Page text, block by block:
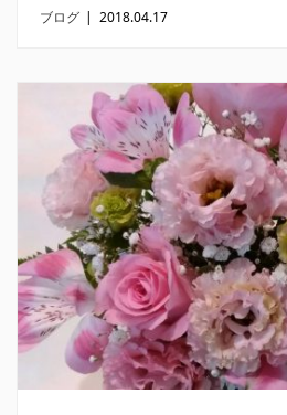
ブログ | 2018.04.17